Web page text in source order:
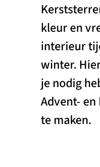
kleur en
interieur
winter.
je nodig
Advent-
te maken.